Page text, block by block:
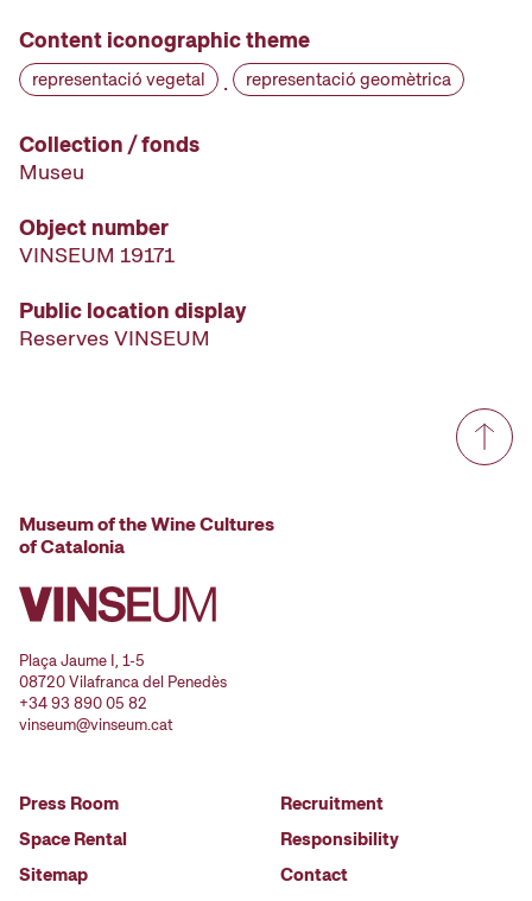
Content iconographic theme
representació vegetal · representació geomètrica
Collection / fonds
Museu
Object number
VINSEUM 19171
Public location display
Reserves VINSEUM
Museum of the Wine Cultures
of Catalonia
Plaça Jaume I, 1-5
08720 Vilafranca del Penedès
+34 93 890 05 82
vinseum@vinseum.cat
Press Room
Space Rental
Sitemap
Recruitment
Responsibility
Contact